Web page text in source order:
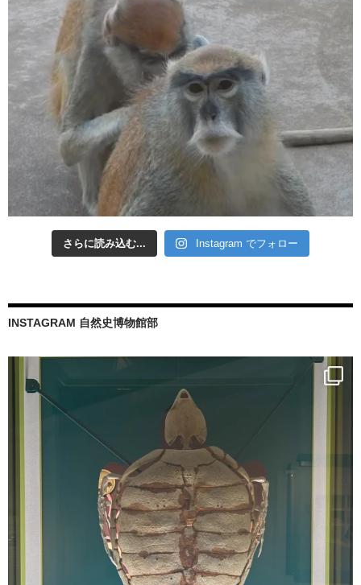
さらに読み込む... Instagram でフォロー
INSTAGRAM 自然史博物館部